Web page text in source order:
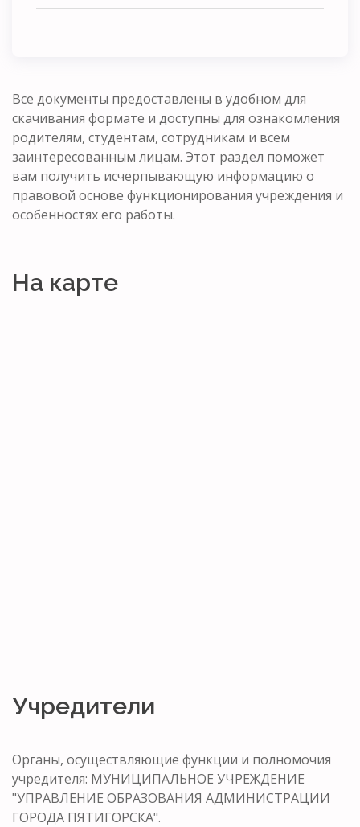
Все документы предоставлены в удобном для
скачивания формате и доступны для ознакомления
родителям, студентам, сотрудникам и всем
заинтересованным лицам. Этот раздел поможет
вам получить исчерпывающую информацию о
правовой основе функционирования учреждения и
особенностях его работы.
На карте
Учредители
Органы, осуществляющие функции и полномочия
учредителя: МУНИЦИПАЛЬНОЕ УЧРЕЖДЕНИЕ
"УПРАВЛЕНИЕ ОБРАЗОВАНИЯ АДМИНИСТРАЦИИ
ГОРОДА ПЯТИГОРСКА".